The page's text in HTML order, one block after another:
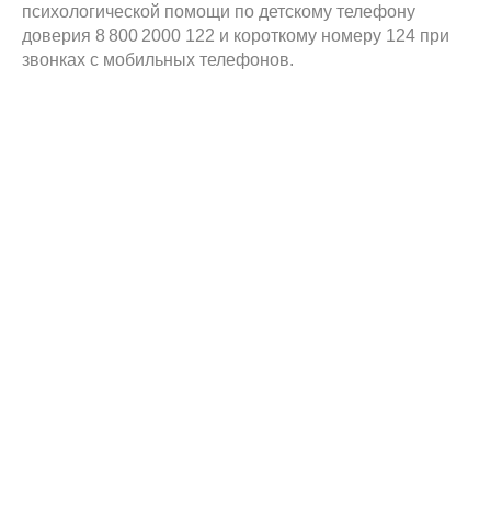
психологической помощи по детскому телефону
доверия 8 800 2000 122 и короткому номеру 124 при
звонках с мобильных телефонов.